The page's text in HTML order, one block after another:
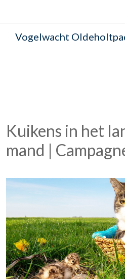
Vogelwacht
Kuikens in het
mand |